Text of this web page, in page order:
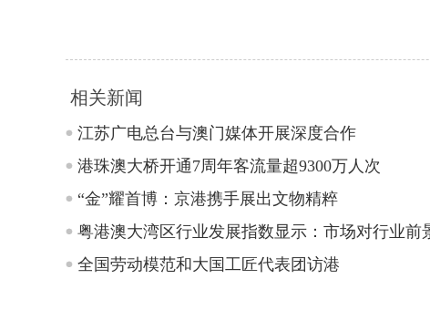
相关新闻
江苏广电总台与澳门媒体开展深度合作
港珠澳大桥开通7周年客流量超9300万人次
“金”耀首博：京港携手展出文物精粹
粤港澳大湾区行业发展指数显示：市场对行业前
全国劳动模范和大国工匠代表团访港